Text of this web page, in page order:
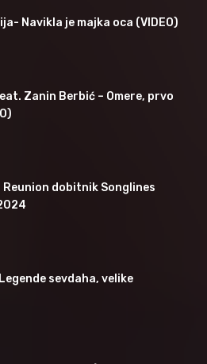
Navikla je majka oca (VIDEO)
Zanin Berbić – Omere, prvo
Reunion dobitnik Songlines
sevdaha, velike